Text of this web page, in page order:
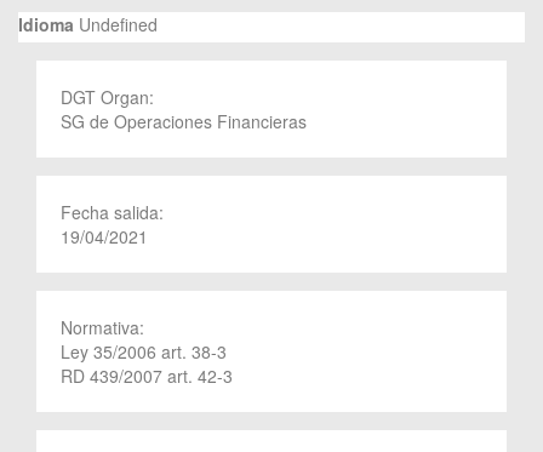
Idioma Undefined
DGT Organ:
SG de Operaciones Financieras
Fecha salida:
19/04/2021
Normativa:
Ley 35/2006 art. 38-3
RD 439/2007 art. 42-3